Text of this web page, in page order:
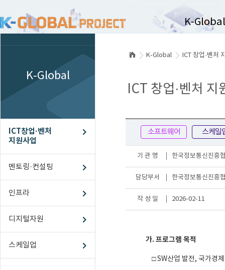
K-Global
멘토링
디지털자원
스케일업
해외진출
K-Global
ICT창업·벤처
지원사업
멘토링·컨설팅
인프라
디지털자원
스케일업
K-Global ICT 창업·벤처
ICT 창업·벤처 지
소프트웨어 스케일
기 관 명 한국정보통신진흥
담당부서 한국정보통신진흥
작 성 일 2026-02-11
가. 프로그램 목적
□ SW산업 발전, 국가경